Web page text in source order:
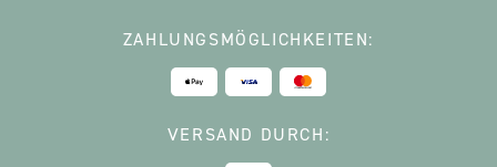
ZAHLUNGSMÖGLICHKEITEN:
VERSAND DURCH: